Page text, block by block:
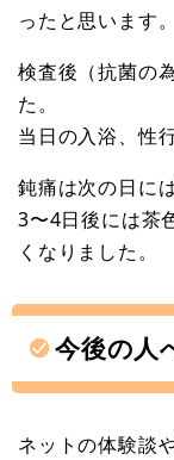
ったと思います。
検査後（抗菌の
た。
当日の入浴、性
鈍痛は次の日に
3〜4日後には茶
くなりました。
今後の人
ネットの体験談